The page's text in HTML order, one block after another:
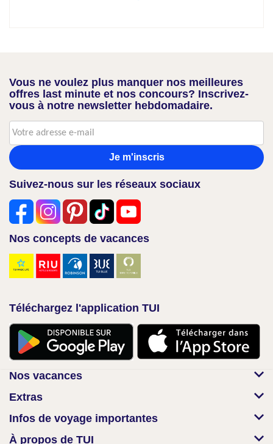
Vous ne voulez plus manquer nos meilleures
offres last minute et nos concours? Inscrivez-
vous à notre newsletter hebdomadaire.
Je m'inscris
Suivez-nous sur les réseaux sociaux
Nos concepts de vacances
Téléchargez l'application TUI
Nos vacances
Extras
Infos de voyage importantes
À propos de TUI